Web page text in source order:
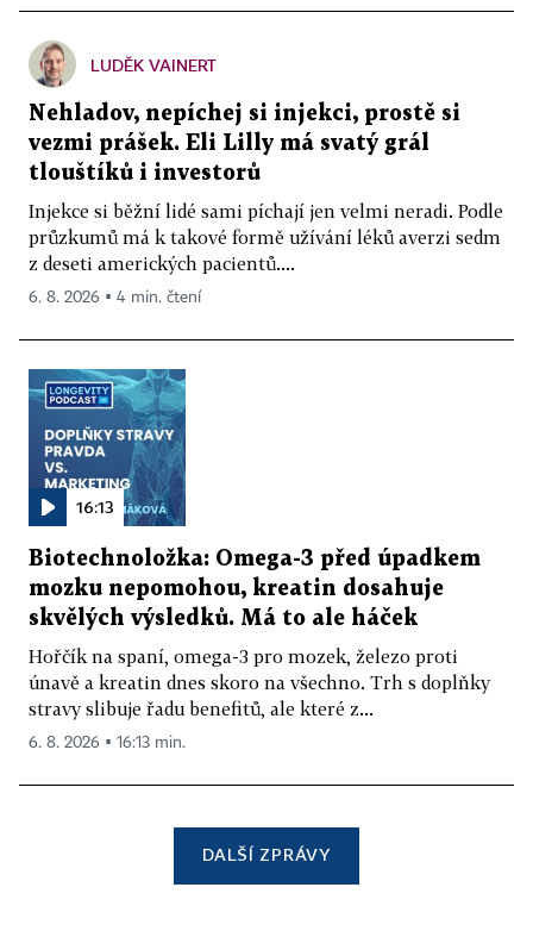
LUDĚK VAINERT
Nehladov, nepíchej si injekci, prostě si
vezmi prášek. Eli Lilly má svatý grál
tlouštíků i investorů
Injekce si běžní lidé sami píchají jen velmi neradi. Podle
průzkumů má k takové formě užívání léků averzi sedm
z deseti amerických pacientů....
6. 8. 2026 ▪ 4 min. čtení
16:13
Biotechnoložka: Omega-3 před úpadkem
mozku nepomohou, kreatin dosahuje
skvělých výsledků. Má to ale háček
Hořčík na spaní, omega-3 pro mozek, železo proti
únavě a kreatin dnes skoro na všechno. Trh s doplňky
stravy slibuje řadu benefitů, ale které z...
6. 8. 2026 ▪ 16:13 min.
DALŠÍ ZPRÁVY